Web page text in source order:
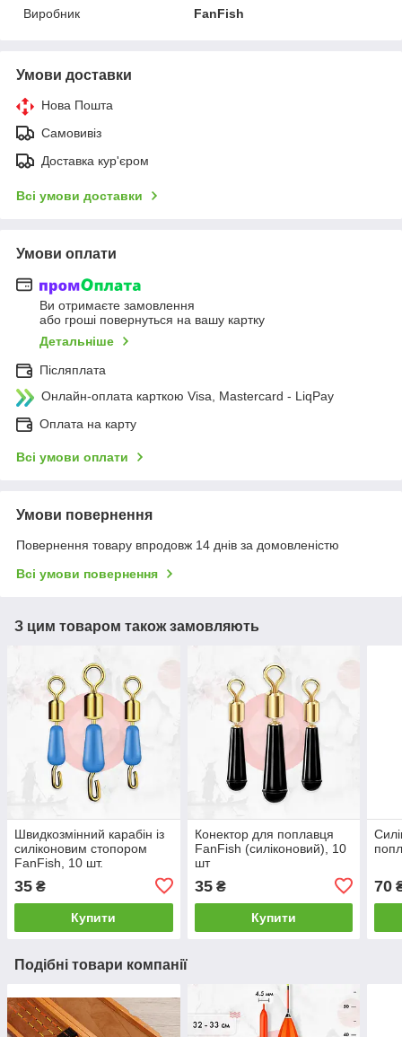
Виробник
FanFish
Умови доставки
Нова Пошта
Самовивіз
Доставка кур'єром
Всі умови доставки
Умови оплати
Ви отримаєте замовлення
або гроші повернуться на вашу картку
Детальніше
Післяплата
Онлайн-оплата карткою Visa, Mastercard - LiqPay
Оплата на карту
Всі умови оплати
Умови повернення
Повернення товару впродовж 14 днів за домовленістю
Всі умови повернення
З цим товаром також замовляють
Швидкозмінний карабін із
силіконовим стопором
FanFish, 10 шт.
35 ₴
Купити
Конектор для поплавця
FanFish (силіконовий), 10
шт
35₴
Купити
70
Подібні товари компанії